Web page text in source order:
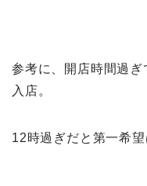
参考に、開店時間過
入店。
12時過ぎだと第一希